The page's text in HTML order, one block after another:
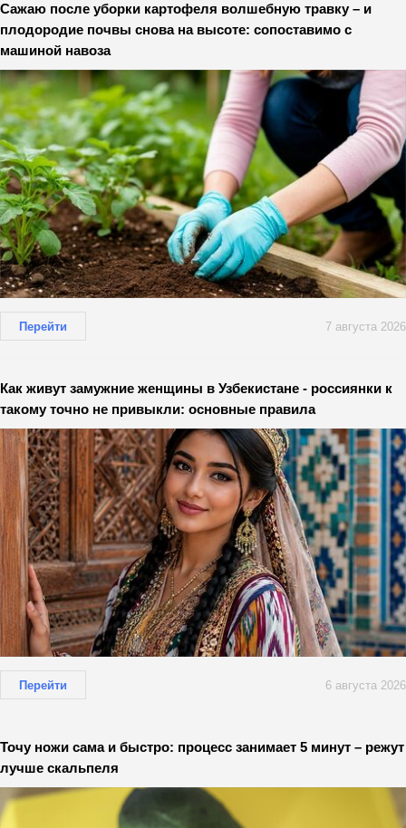
Сажаю после уборки картофеля волшебную травку – и
плодородие почвы снова на высоте: сопоставимо с
машиной навоза
Перейти 7 августа 2026
Как живут замужние женщины в Узбекистане - россиянки к
такому точно не привыкли: основные правила
Перейти 6 августа 2026
Точу ножи сама и быстро: процесс занимает 5 минут – режут
лучше скальпеля